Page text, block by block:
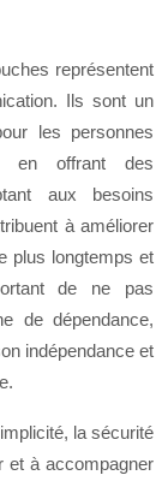
représentent
Ils sont un
les personnes
en offrant des
aux besoins
à améliorer
plus longtemps et
de ne pas
de dépendance,
indépendance et
la sécurité
et à accompagner